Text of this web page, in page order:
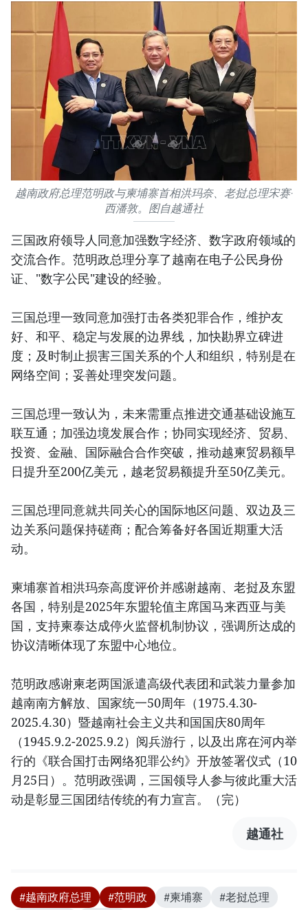
越南政府总理范明政与柬埔寨首相洪玛奈、老挝总理宋赛·
西潘敦。图自越通社
三国政府领导人同意加强数字经济、数字政府领域的
交流合作。范明政总理分享了越南在电子公民身份
证、"数字公民"建设的经验。
三国总理一致同意加强打击各类犯罪合作，维护友
好、和平、稳定与发展的边界线，加快勘界立碑进
度；及时制止损害三国关系的个人和组织，特别是在
网络空间；妥善处理突发问题。
三国总理一致认为，未来需重点推进交通基础设施互
联互通；加强边境发展合作；协同实现经济、贸易、
投资、金融、国际融合合作突破，推动越柬贸易额早
日提升至200亿美元，越老贸易额提升至50亿美元。
三国总理同意就共同关心的国际地区问题、双边及三
边关系问题保持磋商；配合筹备好各国近期重大活
动。
柬埔寨首相洪玛奈高度评价并感谢越南、老挝及东盟
各国，特别是2025年东盟轮值主席国马来西亚与美
国，支持柬泰达成停火监督机制协议，强调所达成的
协议清晰体现了东盟中心地位。
范明政感谢柬老两国派遣高级代表团和武装力量参加
越南南方解放、国家统一50周年（1975.4.30-
2025.4.30）暨越南社会主义共和国国庆80周年
（1945.9.2-2025.9.2）阅兵游行，以及出席在河内举
行的《联合国打击网络犯罪公约》开放签署仪式（10
月25日）。范明政强调，三国领导人参与彼此重大活
动是彰显三国团结传统的有力宣言。（完）
越通社
#越南政府总理 #范明政 #柬埔寨 #老挝总理